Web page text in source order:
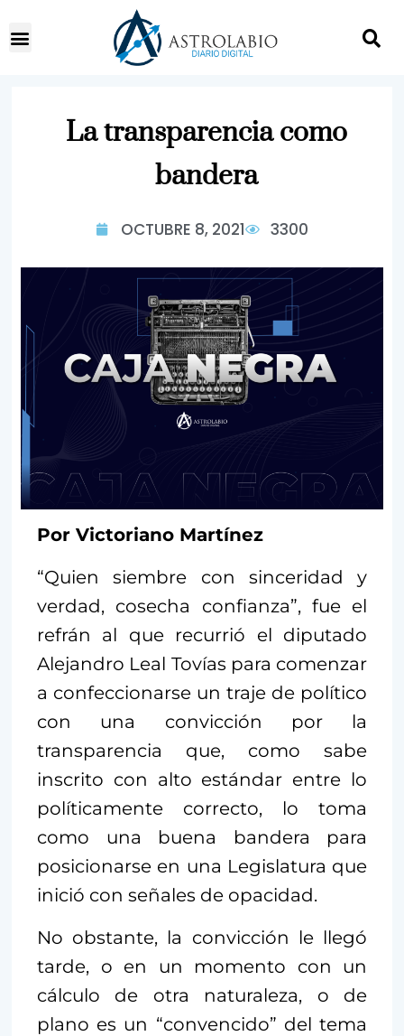
La transparencia como
bandera
OCTUBRE 8, 2021 3300
Por Victoriano Martínez
“Quien siembre con sinceridad y
verdad, cosecha confianza”, fue el
refrán al que recurrió el diputado
Alejandro Leal Tovías para comenzar
a confeccionarse un traje de político
con una convicción por la
transparencia que, como sabe
inscrito con alto estándar entre lo
políticamente correcto, lo toma
como una buena bandera para
posicionarse en una Legislatura que
inició con señales de opacidad.
No obstante, la convicción le llegó
tarde, o en un momento con un
cálculo de otra naturaleza, o de
plano es un “convencido” del tema